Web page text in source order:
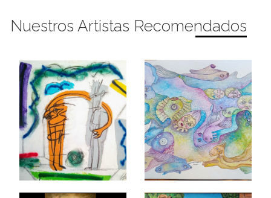
Nuestros Artistas Recomendados